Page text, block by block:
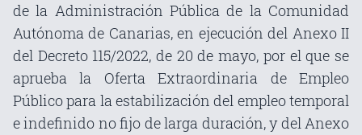
de la Administración Pública de la Comunidad
Autónoma de Canarias, en ejecución del Anexo II
del Decreto 115/2022, de 20 de mayo, por el que se
aprueba la Oferta Extraordinaria de Empleo
Público para la estabilización del empleo temporal
e indefinido no fijo de larga duración, y del Anexo